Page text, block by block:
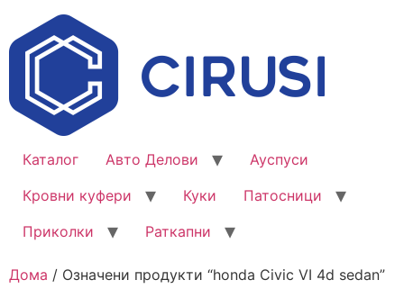
Каталог Авто Делови
Ауспуси
Кровни куфери
Куки
Патосници
Приколки
Раткапни
Дома / Означени продукти “honda Civic VI 4d sedan”